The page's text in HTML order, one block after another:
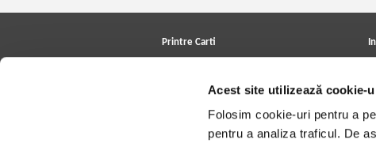
Acest site utilizează cookie-
Folosim cookie-uri pentru a
pentru a analiza traficul. De
Printre Carti
Cele mai căutate cărți
Blog Printre Carti